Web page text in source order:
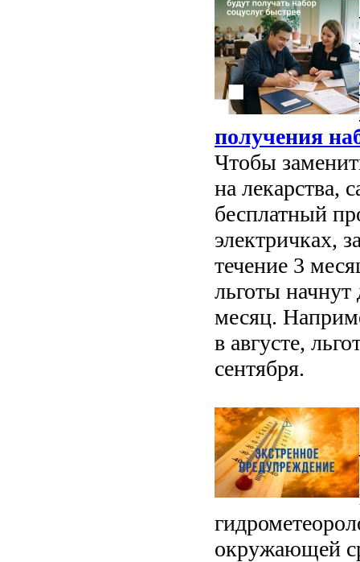
получения
Чтобы
на лекарства,
бесплатный
электричках,
течение 3
льготы начнут
месяц.
в августе,
сентября.
окружающей